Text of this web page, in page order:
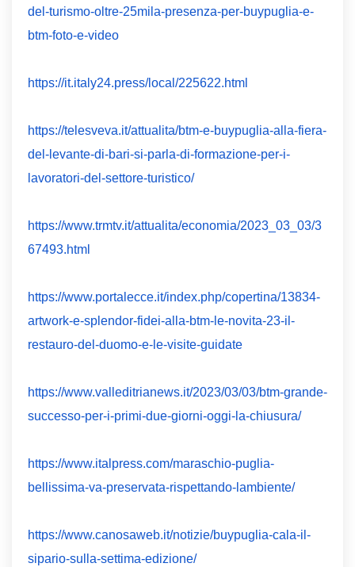
del-turismo-oltre-25mila-presenza-per-buypuglia-e-
btm-foto-e-video
https://it.italy24.press/local/225622.html
https://telesveva.it/attualita/btm-e-buypuglia-alla-fiera-
del-levante-di-bari-si-parla-di-formazione-per-i-
lavoratori-del-settore-turistico/
https://www.trmtv.it/attualita/economia/2023_03_03/3
67493.html
https://www.portalecce.it/index.php/copertina/13834-
artwork-e-splendor-fidei-alla-btm-le-novita-23-il-
restauro-del-duomo-e-le-visite-guidate
https://www.valleditrianews.it/2023/03/03/btm-grande-
successo-per-i-primi-due-giorni-oggi-la-chiusura/
https://www.italpress.com/maraschio-puglia-
bellissima-va-preservata-rispettando-lambiente/
https://www.canosaweb.it/notizie/buypuglia-cala-il-
sipario-sulla-settima-edizione/